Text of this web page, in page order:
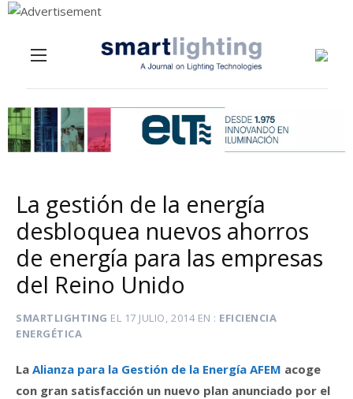
La gestión de la energía
desbloquea nuevos ahorros
de energía para las empresas
del Reino Unido
SMARTLIGHTING EL 17 JULIO, 2014EN
EFICIENCIA
ENERGÉTICA
La Alianza para la Gestión de la Energía AFEM acoge
con gran satisfacción un nuevo plan anunciado por el